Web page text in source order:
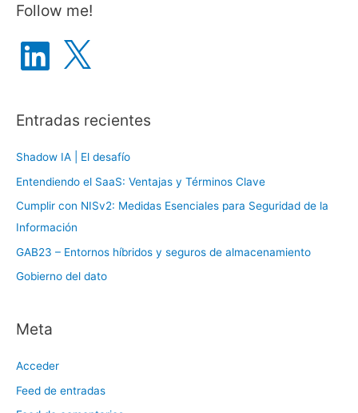
c
r
Follow me!
L
n
Entradas recientes
Shadow IA | El desafío
Entendiendo el SaaS: Ventajas y Términos Clave
Cumplir con NISv2: Medidas Esenciales para Seguridad de la
Información
GAB23 – Entornos híbridos y seguros de almacenamiento
Gobierno del dato
Meta
Acceder
Feed de entradas